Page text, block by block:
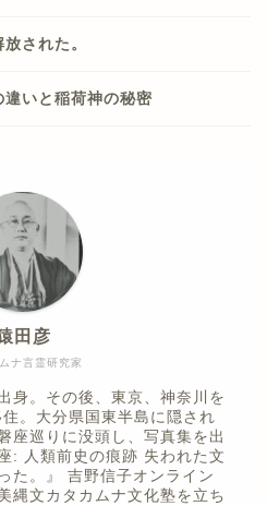
された。
違いと稲荷神の秘密
ナ言霊研究家
田彦
身。その後、東京、神奈川を
。大分県国東半島に隠され
座巡りに没頭し、写真集を出
: 人類前史の痕跡 失われた文
た。』 吉野信子オンライン
縄文カタカムナ文化塾を立ち